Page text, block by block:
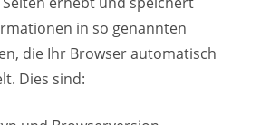
in so genannten
die Ihr Browser automatisch
Dies sind: